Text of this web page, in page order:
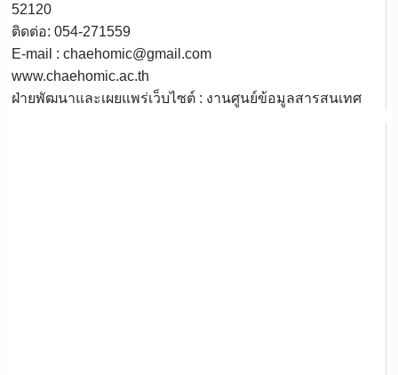
52120
ติดต่อ: 054-271559
E-mail : chaehomic@gmail.com
www.chaehomic.ac.th
ฝ่ายพัฒนาและเผยแพร่เว็บไซต์ : งานศูนย์ข้อมูลสารสนเทศ